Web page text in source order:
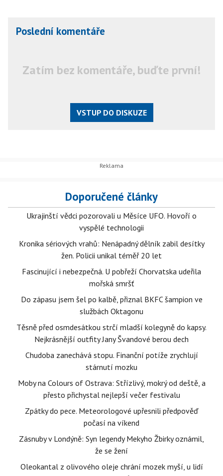
Poslední komentáře
Zatím bez komentáře, buďte první!
VSTUP DO DISKUZE
Doporučené články
Ukrajinští vědci pozorovali u Měsíce UFO. Hovoří o
vyspělé technologii
Kronika sériových vrahů: Nenápadný dělník zabil desítky
žen. Policii unikal téměř 20 let
Fascinující i nebezpečná. U pobřeží Chorvatska udeřila
mořská smršť
Do zápasu jsem šel po kalbě, přiznal BKFC šampion ve
službách Oktagonu
Těsně před osmdesátkou strčí mladší kolegyně do kapsy.
Nejkrásnější outfity Jany Švandové berou dech
Chudoba zanechává stopu. Finanční potíže zrychlují
stárnutí mozku
Moby na Colours of Ostrava: Střízlivý, mokrý od deště, a
přesto přichystal nejlepší večer festivalu
Zpátky do pece. Meteorologové upřesnili předpověď
počasí na víkend
Zásnuby v Londýně: Syn legendy Mekyho Žbirky oznámil,
že se žení
Oleokantal z olivového oleje chrání mozek myší, u lidí